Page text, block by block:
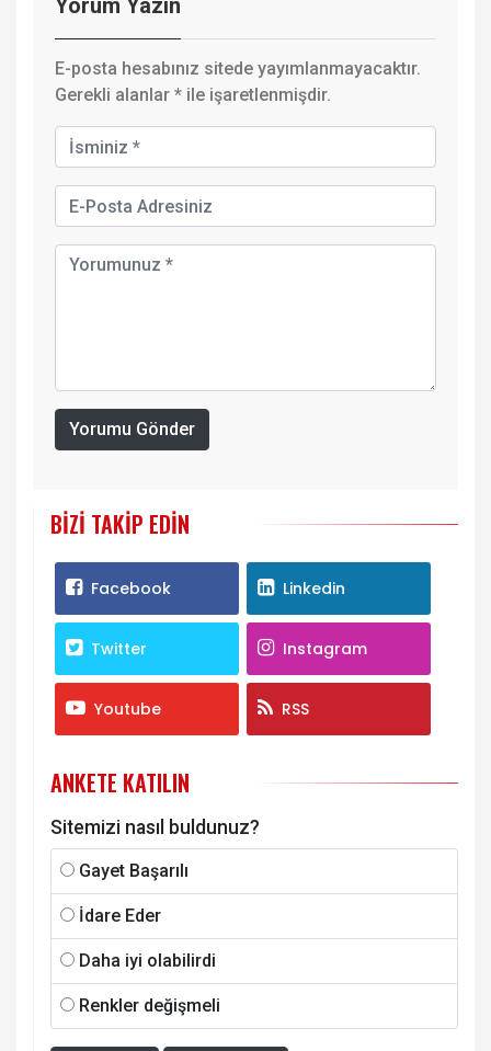
Yorum Yazın
E-posta hesabınız sitede yayımlanmayacaktır.
Gerekli alanlar * ile işaretlenmişdir.
Yorumu Gönder
BIZI TAKIP EDIN
Facebook Linkedin
Twitter Instagram
Youtube RSS
ANKETE KATILIN
Sitemizi nasıl buldunuz?
Gayet Başarılı
İdare Eder
Daha iyi olabilirdi
Renkler değişmeli